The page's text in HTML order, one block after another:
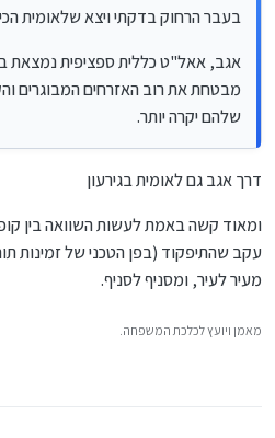
בעבר הרחוק בדקתי ויצא שלאומית
אגב, אאל"ט כללית ספציפית נמצאת
מבטחת את רוב האזרחים המבוגרים
שלהם יקרה יותר.
דרך אגב גם לאומית בגירעון
ומאוד קשה באמת לעשות השוואה בין
עקב שהתיפקוד (בפן הטכני של זמינות
מעיר לעיר, ומסניף לסניף.
מאמן ויועץ לכלכת המשפחה.